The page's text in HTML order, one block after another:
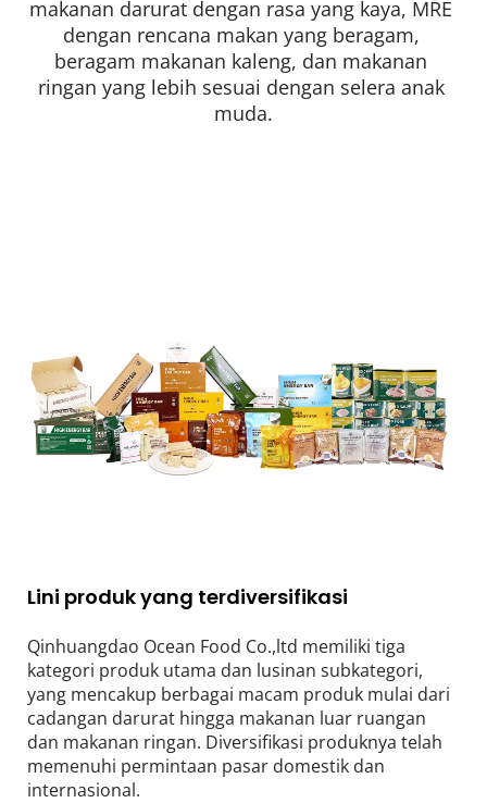
makanan darurat dengan rasa yang kaya, MRE
dengan rencana makan yang beragam,
beragam makanan kaleng, dan makanan
ringan yang lebih sesuai dengan selera anak
muda.
Lini produk yang terdiversifikasi
Qinhuangdao Ocean Food Co.,ltd memiliki tiga
kategori produk utama dan lusinan subkategori,
yang mencakup berbagai macam produk mulai dari
cadangan darurat hingga makanan luar ruangan
dan makanan ringan. Diversifikasi produknya telah
memenuhi permintaan pasar domestik dan
internasional.